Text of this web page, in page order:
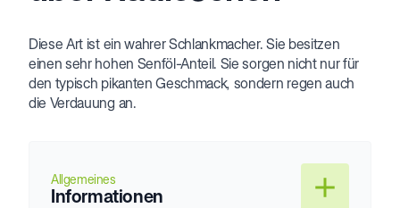
Diese Art ist ein wahrer Schlankmacher. Sie besitzen
einen sehr hohen Senföl-Anteil. Sie sorgen nicht nur für
den typisch pikanten Geschmack, sondern regen auch
die Verdauung an.
Allgemeines
Informationen